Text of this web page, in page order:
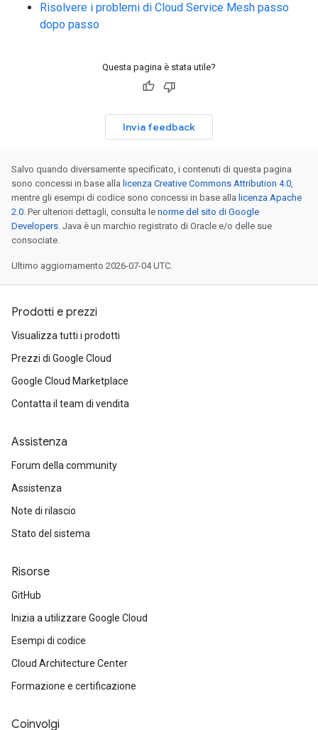
Risolvere i problemi di Cloud Service Mesh passo
dopo passo
Questa pagina è stata utile?
Invia feedback
Salvo quando diversamente specificato, i contenuti di questa pagina
sono concessi in base alla licenza Creative Commons Attribution 4.0,
mentre gli esempi di codice sono concessi in base alla licenza Apache
2.0. Per ulteriori dettagli, consulta le norme del sito di Google
Developers. Java è un marchio registrato di Oracle e/o delle sue
consociate.
Ultimo aggiornamento 2026-07-04 UTC.
Prodotti e prezzi
Visualizza tutti i prodotti
Prezzi di Google Cloud
Google Cloud Marketplace
Contatta il team di vendita
Assistenza
Forum della community
Assistenza
Note di rilascio
Stato del sistema
Risorse
GitHub
Inizia a utilizzare Google Cloud
Esempi di codice
Cloud Architecture Center
Formazione e certificazione
Coinvolgi